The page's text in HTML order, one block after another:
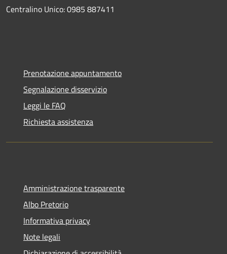
Centralino Unico: 0985 887411
Prenotazione appuntamento
Segnalazione disservizio
Leggi le FAQ
Richiesta assistenza
Amministrazione trasparente
Albo Pretorio
Informativa privacy
Note legali